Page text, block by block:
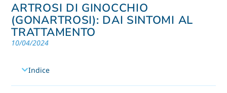
ARTROSI DI GINOCCHIO
(GONARTROSI): DAI SINTOMI AL
TRATTAMENTO
10/04/2024
Indice